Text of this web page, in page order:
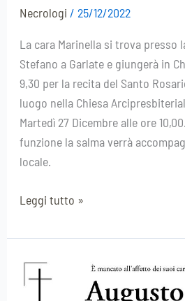
Necrologi / 25/12/2022
La cara Marinella si trova presso
Stefano a Garlate e giungerà in
9,30 per la recita del Santo
luogo nella Chiesa
Martedì 27 Dicembre alle ore
funzione la salma verrà
locale.
Leggi tutto »
Augusto
Rossi